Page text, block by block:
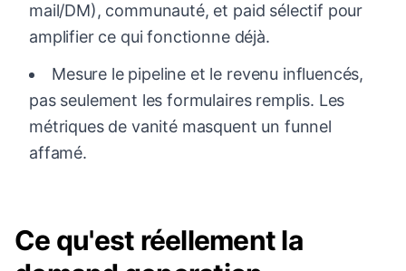
mail/DM), communauté, et paid sélectif pour
amplifier ce qui fonctionne déjà.
Mesure le pipeline et le revenu influencés,
pas seulement les formulaires remplis. Les
métriques de vanité masquent un funnel
affamé.
Ce qu'est réellement la